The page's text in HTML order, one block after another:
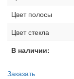
Цвет полосы
Цвет стекла
В наличии:
Заказать